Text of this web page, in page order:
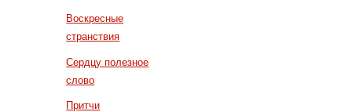
Воскресные
странствия
Сердцу полезное
слово
Притчи